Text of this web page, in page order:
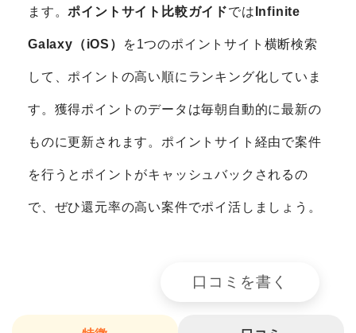
ます。ポイントサイト比較ガイドでは Infinite
Galaxy（iOS） を1つのポイントサイト横断検索
して、ポイントの高い順にランキング化していま
す。獲得ポイントのデータは毎朝自動的に最新の
ものに更新されます。ポイントサイト経由で案件
を行うとポイントがキャッシュバックされるの
で、ぜひ還元率の高い案件でポイ活しましょう。
口コミを書く